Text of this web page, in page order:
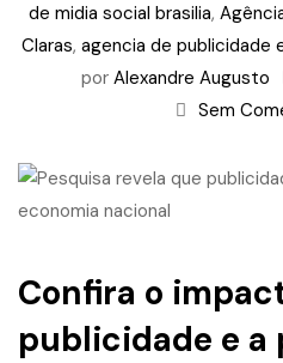
de midia social brasilia,
Claras, agencia de publicidade
por Alexandre Augusto
Sem
Confira o
publicidade e a